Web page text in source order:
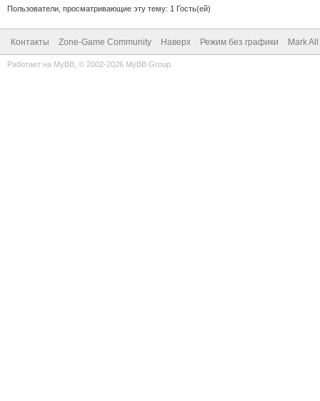
Пользователи, просматривающие эту тему: 1 Гость(ей)
Контакты Zone-Game Community Наверх Режим без графики Mark
Работает на MyBB , © 2002-2026 MyBB Group